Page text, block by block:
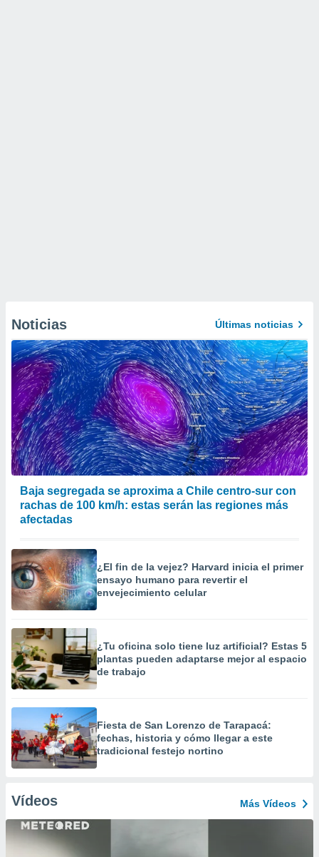
Noticias Últimas noticias
Baja segregada se aproxima a Chile centro-sur con
rachas de 100 km/h: estas serán las regiones más
afectadas
¿El fin de la vejez? Harvard inicia el primer
ensayo humano para revertir el
envejecimiento celular
¿Tu oficina solo tiene luz artificial? Estas 5
plantas pueden adaptarse mejor al espacio
de trabajo
Fiesta de San Lorenzo de Tarapacá:
fechas, historia y cómo llegar a este
tradicional festejo nortino
Vídeos Más Vídeos